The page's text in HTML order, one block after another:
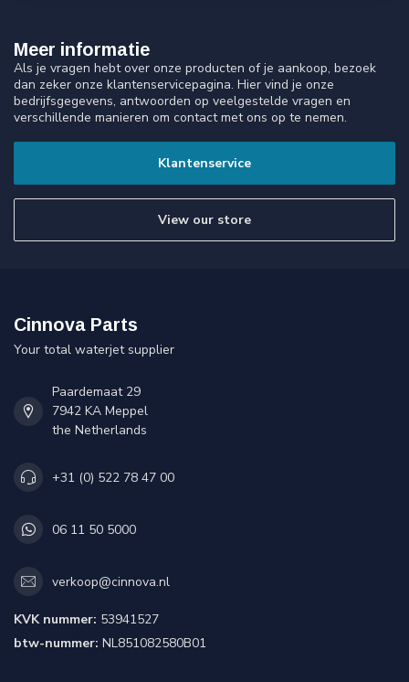
Meer informatie
Als je vragen hebt over onze producten of je aankoop, bezoek
dan zeker onze klantenservicepagina. Hier vind je onze
bedrijfsgegevens, antwoorden op veelgestelde vragen en
verschillende manieren om contact met ons op te nemen.
Klantenservice
View our store
Cinnova Parts
Your total waterjet supplier
Paardemaat 29
7942 KA Meppel
the Netherlands
+31 (0) 522 78 47 00
06 11 50 5000
verkoop@cinnova.nl
KVK nummer: 53941527
btw-nummer: NL851082580B01